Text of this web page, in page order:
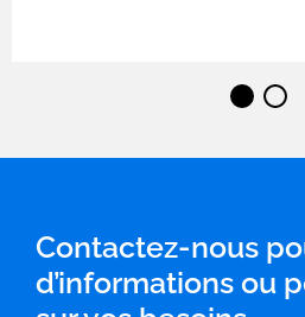
⬤ ⬤
Contactez-nous
d’informations ou